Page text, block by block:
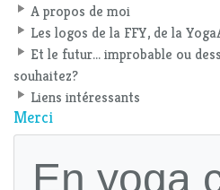
A propos de moi
Les logos de la FFY, de la
Et le futur... improbable ou
souhaitez?
Liens intéressants
Merci
En yoga